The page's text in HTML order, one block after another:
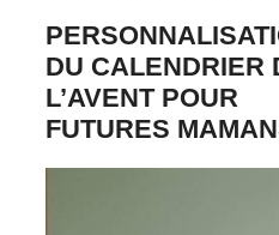
DU CALENDRIER
L’AVENT POUR
FUTURES